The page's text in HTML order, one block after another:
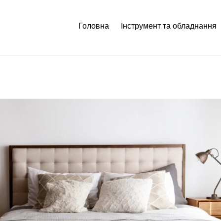
Головна Інструмент та обладнання